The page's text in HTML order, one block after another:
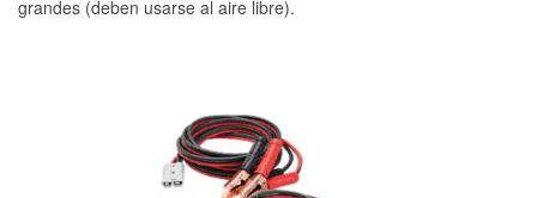
grandes (deben usarse al aire libre).